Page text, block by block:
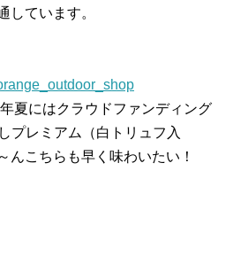
しています。
夏にはクラウドファンディング
プレミアム（白トリュフ入
こちらも早く味わいたい！